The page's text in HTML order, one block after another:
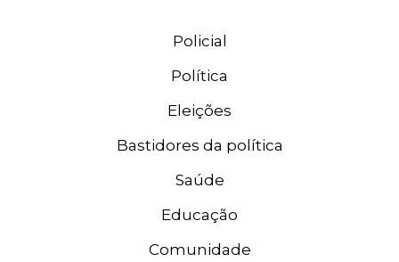
Policial
Política
Eleições
Bastidores da política
Saúde
Educação
Comunidade